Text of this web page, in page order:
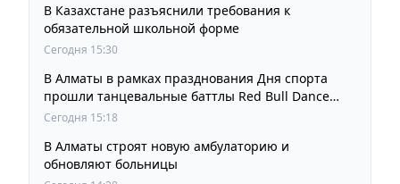
В Казахстане разъяснили требования к
обязательной школьной форме
Сегодня 15:30
В Алматы в рамках празднования Дня спорта
прошли танцевальные баттлы Red Bull Dance
Your Style
Сегодня 15:18
В Алматы строят новую амбулаторию и
обновляют больницы